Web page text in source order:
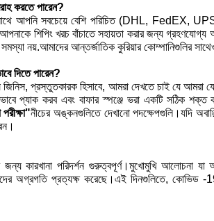
করতে পারেন?
সাথে আপনি সবচেয়ে বেশি পরিচিত (DHL, FedEX,
শিপিং খরচ বাঁচাতে সহায়তা করার জন্য গ্রহণযোগ্য
নয়.আমাদের আন্তর্জাতিক কুরিয়ার কোম্পানিগুলির
দিতে পারেন?
প্রস্তুতকারক হিসাবে, আমরা দেখতে চাই যে আমরা যে
প্যাক করব এবং বাফার স্পঞ্জে ভরা একটি সঠিক শক্ত
নীচের অঙ্কনগুলিতে দেখানো পদক্ষেপগুলি।যদি
জন্য কারখানা পরিদর্শন গুরুত্বপূর্ণ।মুখোমুখি আলোচনা যা
অগ্রগতি প্রত্যক্ষ করেছে।এই দিনগুলিতে, কোভিড -19